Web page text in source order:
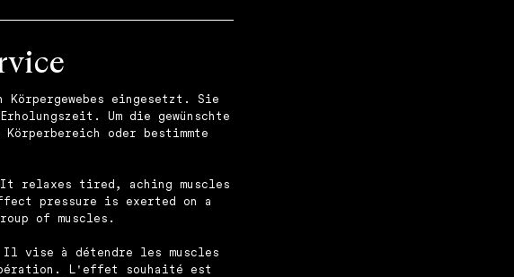
eingesetzt. Sie
Um die gewünschte
oder bestimmte
relaxes tired, aching muscles
pressure is exerted on a
of muscles.
Il vise à détendre les muscles
L'effet souhaité est